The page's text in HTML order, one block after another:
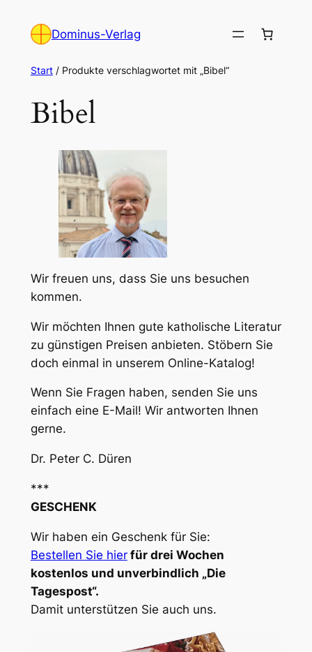
Inhalt
Dominus-Verlag
Start/ Produkte verschlagwortet mit „Bibel“
Bibel
Wir freuen uns, dass Sie uns besuchen
kommen.
Wir möchten Ihnen gute katholische Literatur
zu günstigen Preisen anbieten. Stöbern Sie
doch einmal in unserem Online-Katalog!
Wenn Sie Fragen haben, senden Sie uns
einfach eine E-Mail! Wir antworten Ihnen
gerne.
Dr. Peter C. Düren
***
GESCHENK
Wir haben ein Geschenk für Sie:
Bestellen Sie hier für drei Wochen
kostenlos und unverbindlich „Die
Tagespost“.
Damit unterstützen Sie auch uns.